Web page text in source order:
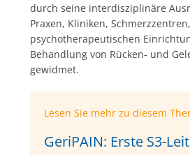
durch seine interdisziplinäre
Praxen, Kliniken,
psychotherapeutischen
Behandlung von Rücken- und
gewidmet.
Lesen Sie mehr zu diesem
GeriPAIN: Erste S3-